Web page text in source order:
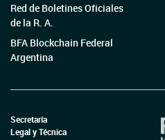
Red de Boletines Oficiales
de la R. A.
BFA Blockchain Federal
Argentina
Secretaría
Legal y Técnica